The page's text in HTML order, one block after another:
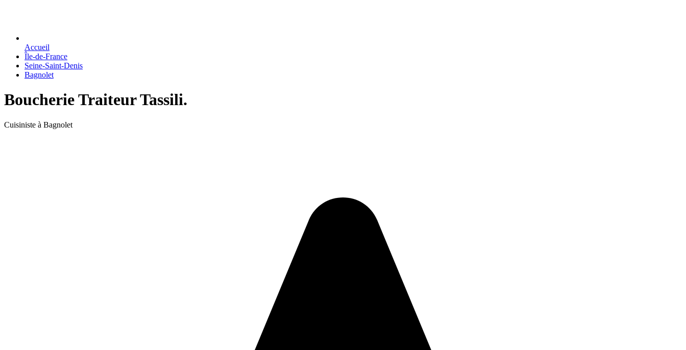
Accueil
Île-de-France
Seine-Saint-Denis
Bagnolet
Boucherie Traiteur Tassili.
Cuisiniste à Bagnolet